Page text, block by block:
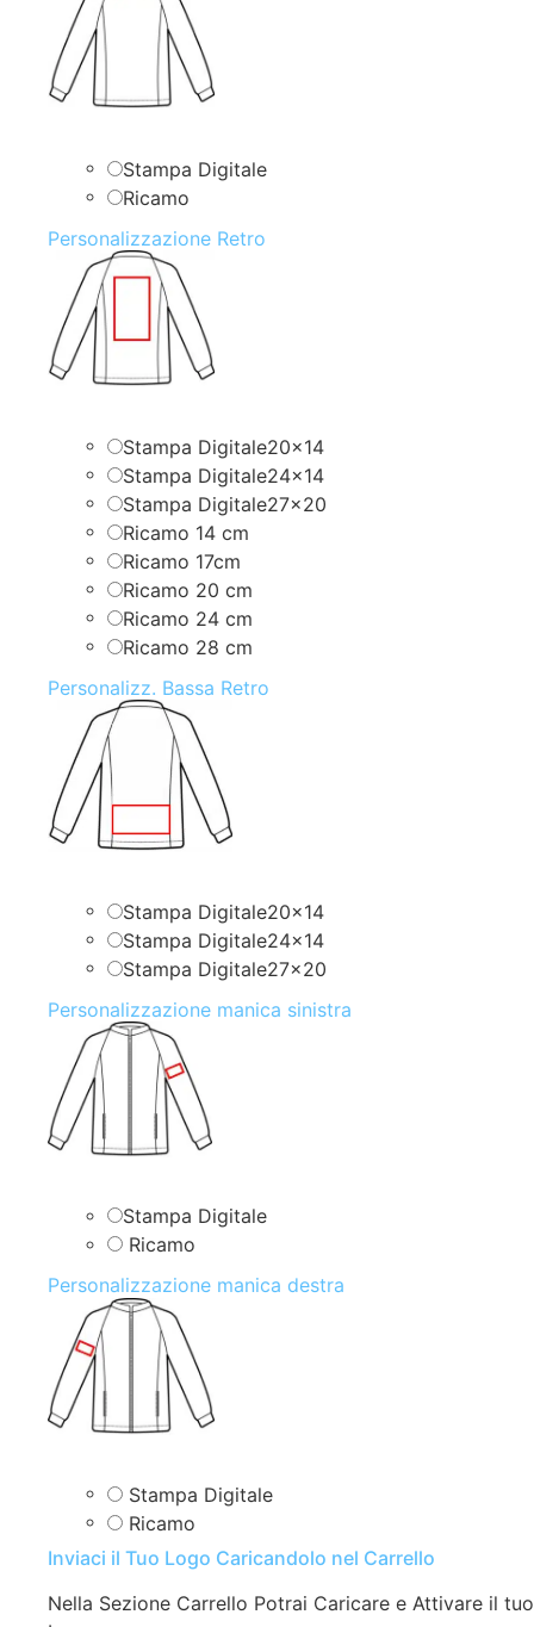
Stampa Digitale
Ricamo
Personalizzazione Retro
Stampa Digitale20x14
Stampa Digitale24x14
Stampa Digitale27x20
Ricamo 14 cm
Ricamo 17cm
Ricamo 20 cm
Ricamo 24 cm
Ricamo 28 cm
Personalizz. Bassa Retro
Stampa Digitale20x14
Stampa Digitale24x14
Stampa Digitale27x20
Personalizzazione manica sinistra
Stampa Digitale
Ricamo
Personalizzazione manica destra
Stampa Digitale
Ricamo
Inviaci il Tuo Logo Caricandolo nel Carrello
Nella Sezione Carrello Potrai Caricare e Attivare il tuo